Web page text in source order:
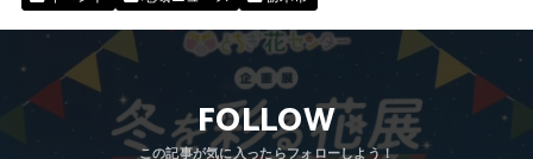
FOLLOW